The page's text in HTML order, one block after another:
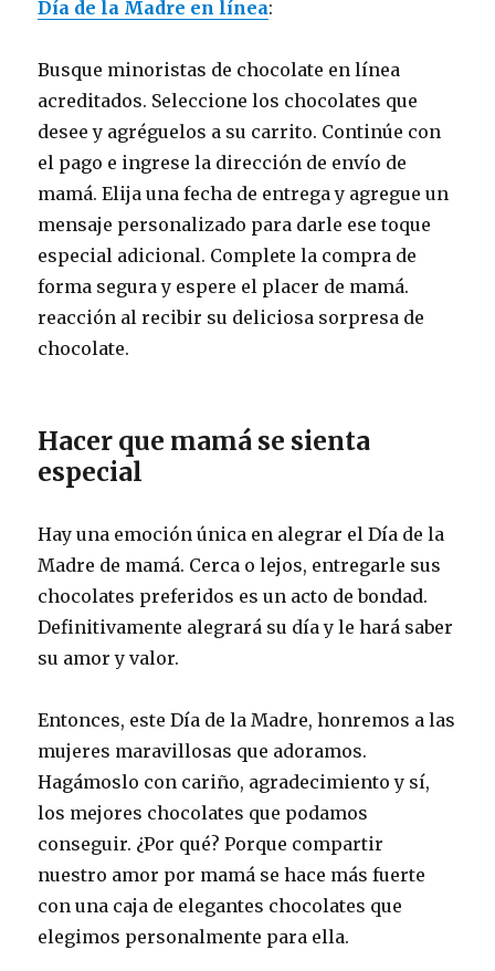
Día de la Madre en línea:
Busque minoristas de chocolate en línea
acreditados. Seleccione los chocolates que
desee y agréguelos a su carrito. Continúe con
el pago e ingrese la dirección de envío de
mamá. Elija una fecha de entrega y agregue un
mensaje personalizado para darle ese toque
especial adicional. Complete la compra de
forma segura y espere el placer de mamá.
reacción al recibir su deliciosa sorpresa de
chocolate.
Hacer que mamá se sienta
especial
Hay una emoción única en alegrar el Día de la
Madre de mamá. Cerca o lejos, entregarle sus
chocolates preferidos es un acto de bondad.
Definitivamente alegrará su día y le hará saber
su amor y valor.
Entonces, este Día de la Madre, honremos a las
mujeres maravillosas que adoramos.
Hagámoslo con cariño, agradecimiento y sí,
los mejores chocolates que podamos
conseguir. ¿Por qué? Porque compartir
nuestro amor por mamá se hace más fuerte
con una caja de elegantes chocolates que
elegimos personalmente para ella.